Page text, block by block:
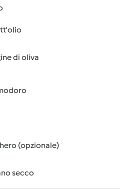
di oliva
(opzionale)
secco